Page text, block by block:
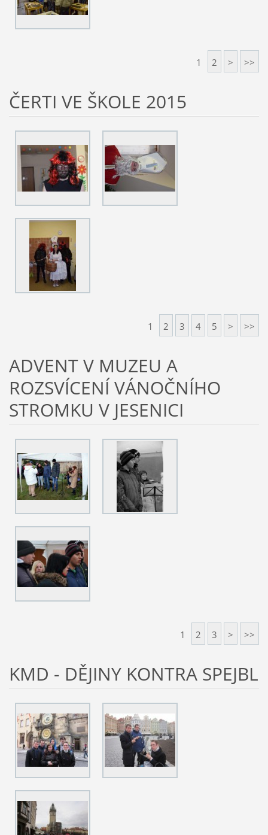
1 2 > >>
ČERTI VE ŠKOLE 2015
1 2 3 4 5 > >>
ADVENT V MUZEU A
ROZSVÍCENÍ VÁNOČNÍHO
STROMKU V JESENICI
1 2 3 > >>
KMD - DĚJINY KONTRA SPEJBL